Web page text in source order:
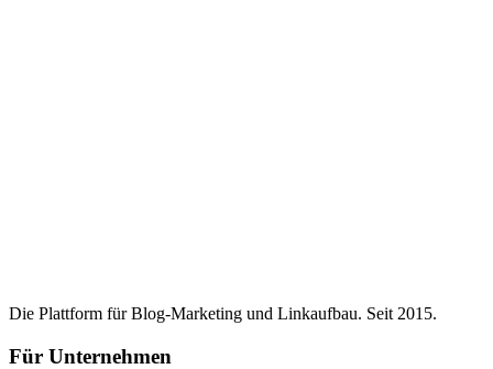
Die Plattform für Blog-Marketing und Linkaufbau. Seit 2015.
Für Unternehmen